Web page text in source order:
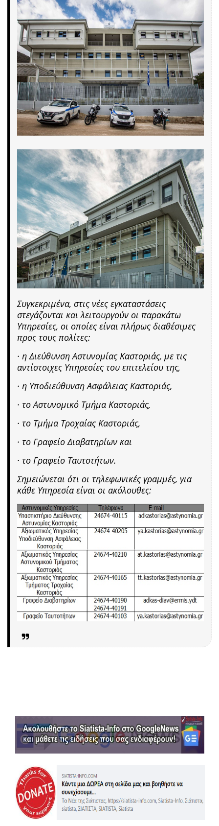
Συγκεκριμένα, στις νέες εγκαταστάσεις
στεγάζονται και λειτουργούν οι παρακάτω
Υπηρεσίες, οι οποίες είναι πλήρως διαθέσιμες
προς τους πολίτες:
· η Διεύθυνση Αστυνομίας Καστοριάς, με τις
αντίστοιχες Υπηρεσίες του επιτελείου της,
· η Υποδιεύθυνση Ασφάλειας Καστοριάς,
· το Αστυνομικό Τμήμα Καστοριάς,
· το Τμήμα Τροχαίας Καστοριάς,
· το Γραφείο Διαβατηρίων και
· το Γραφείο Ταυτοτήτων.
Σημειώνεται ότι οι τηλεφωνικές γραμμές, για
κάθε Υπηρεσία είναι οι ακόλουθες: